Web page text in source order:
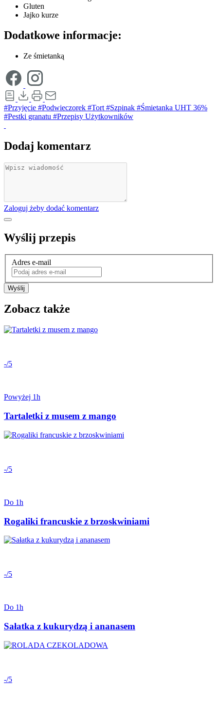
Gluten
Jajko kurze
Dodatkowe informacje:
Ze śmietanką
#Przyjęcie #Podwieczorek #Tort #Szpinak #Śmietanka UHT 36%
#Pestki granatu #Przepisy Użytkowników
Dodaj komentarz
Zaloguj żeby dodać komentarz
Wyślij przepis
Adres e-mail
Wyślij
Zobacz także
-/5
Powyżej 1h
Tartaletki z musem z mango
-/5
Do 1h
Rogaliki francuskie z brzoskwiniami
-/5
Do 1h
Sałatka z kukurydzą i ananasem
-/5